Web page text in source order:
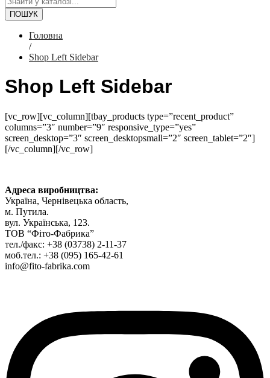
ПОШУК
Головна
/
Shop Left Sidebar
Shop Left Sidebar
[vc_row][vc_column][tbay_products type=”recent_product”
columns=”3″ number=”9″ responsive_type=”yes”
screen_desktop=”3″ screen_desktopsmall=”2″ screen_tablet=”2″]
[/vc_column][/vc_row]
Адреса виробництва:
Україна, Чернівецька область,
м. Путила.
вул. Українська, 123.
ТОВ “Фіто-Фабрика”
тел./факс: +38 (03738) 2-11-37
моб.тел.: +38 (095) 165-42-61
info@fito-fabrika.com